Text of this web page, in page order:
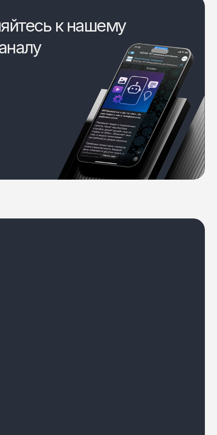
к нашему